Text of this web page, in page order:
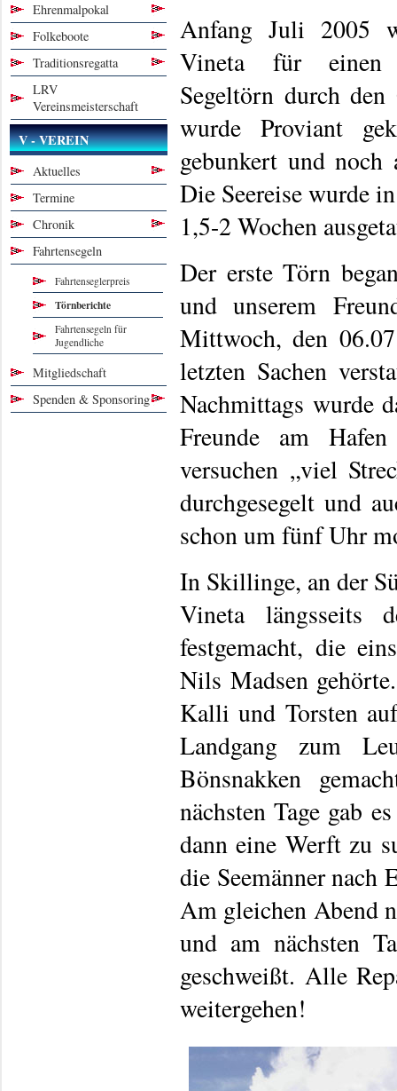
Ehrenmalpokal
Folkeboote
Traditionsregatta
LRV
Vereinsmeisterschaft
V - VEREIN
Aktuelles
Termine
Chronik
Fahrtensegeln
Fahrtenseglerpreis
Törnberichte
Fahrtensegeln für
Jugendliche
Mitgliedschaft
Spenden & Sponsoring
Anfang Juli 2005
Vineta für einen
Segeltörn durch
wurde Proviant
gebunkert und noch
Die Seereise wurde
1,5-2 Wochen
Der erste Törn
und unserem
Mittwoch, den
letzten Sachen
Nachmittags wurde
Freunde am
versuchen „viel
durchgesegelt und
schon um fünf Uhr
In Skillinge, an der
Vineta längsseits
festgemacht, die
Nils Madsen
Kalli und Torsten
Landgang zum
Bönsnakken
nächsten Tage gab
dann eine Werft zu
die Seemänner nach
Am gleichen Abend
und am nächsten
geschweißt. Alle
weitergehen!